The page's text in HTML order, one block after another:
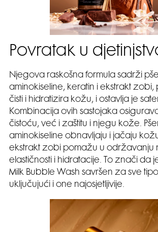
Povratak u
Njegova raskošna formula sadrži
aminokiseline, keratin i ekstrakt
čisti i hidratizira kožu, i ostavlja je
Kombinacija ovih sastojaka
čistoću, već i zaštitu i njegu kože.
aminokiseline obnavljaju i jačaju
ekstrakt zobi pomažu u održavanju
elastičnosti i hidratacije. To znači da
Milk Bubble Wash savršen za sve
uključujući i one najosjetljivije.